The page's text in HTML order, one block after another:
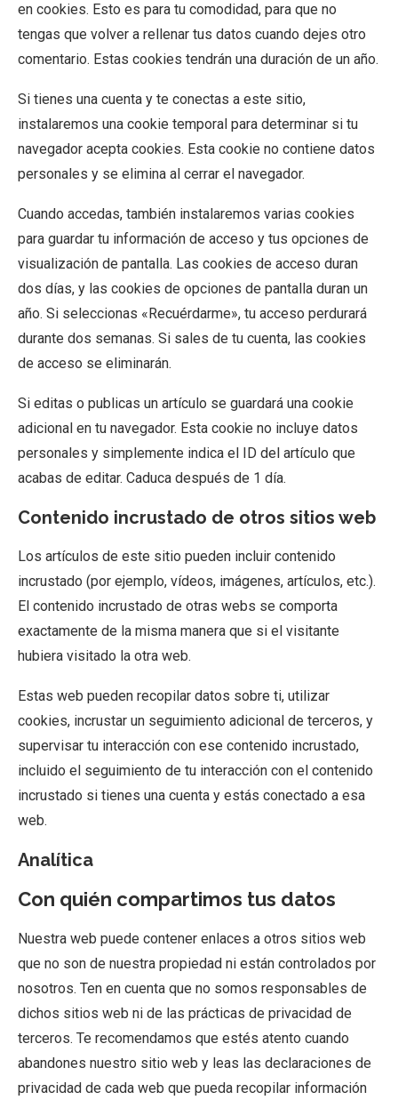
en cookies. Esto es para tu comodidad, para que no
tengas que volver a rellenar tus datos cuando dejes otro
comentario. Estas cookies tendrán una duración de un año.
Si tienes una cuenta y te conectas a este sitio,
instalaremos una cookie temporal para determinar si tu
navegador acepta cookies. Esta cookie no contiene datos
personales y se elimina al cerrar el navegador.
Cuando accedas, también instalaremos varias cookies
para guardar tu información de acceso y tus opciones de
visualización de pantalla. Las cookies de acceso duran
dos días, y las cookies de opciones de pantalla duran un
año. Si seleccionas «Recuérdarme», tu acceso perdurará
durante dos semanas. Si sales de tu cuenta, las cookies
de acceso se eliminarán.
Si editas o publicas un artículo se guardará una cookie
adicional en tu navegador. Esta cookie no incluye datos
personales y simplemente indica el ID del artículo que
acabas de editar. Caduca después de 1 día.
Contenido incrustado de otros sitios web
Los artículos de este sitio pueden incluir contenido
incrustado (por ejemplo, vídeos, imágenes, artículos, etc.).
El contenido incrustado de otras webs se comporta
exactamente de la misma manera que si el visitante
hubiera visitado la otra web.
Estas web pueden recopilar datos sobre ti, utilizar
cookies, incrustar un seguimiento adicional de terceros, y
supervisar tu interacción con ese contenido incrustado,
incluido el seguimiento de tu interacción con el contenido
incrustado si tienes una cuenta y estás conectado a esa
web.
Analítica
Con quién compartimos tus datos
Nuestra web puede contener enlaces a otros sitios web
que no son de nuestra propiedad ni están controlados por
nosotros. Ten en cuenta que no somos responsables de
dichos sitios web ni de las prácticas de privacidad de
terceros. Te recomendamos que estés atento cuando
abandones nuestro sitio web y leas las declaraciones de
privacidad de cada web que pueda recopilar información